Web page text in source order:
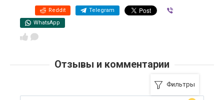
Reddit Telegram
WhatsApp
Отзывы и комментарии
Фильтры